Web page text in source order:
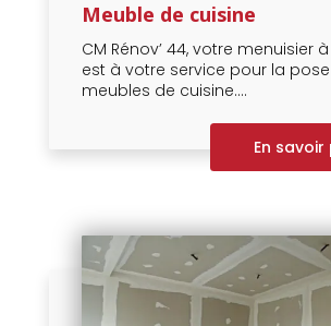
Meuble de cuisine
CM Rénov’ 44, votre menuisier
est à votre service pour la
meubles de cuisine....
En savoir